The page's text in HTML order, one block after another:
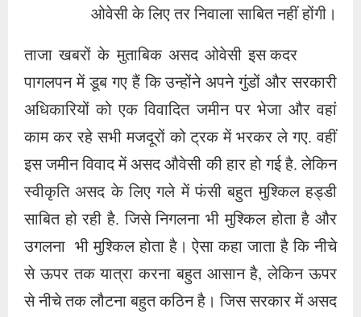
ओवेसी के लिए तर निवाला साबित नहीं होंगी।
ताजा खबरों के मुताबिक असद ओवेसी इस कदर
पागलपन में डूब गए हैं कि उन्होंने अपने गुंडों और सरकारी
अधिकारियों को एक विवादित जमीन पर भेजा और वहां
काम कर रहे सभी मजदूरों को ट्रक में भरकर ले गए. वहीं
इस जमीन विवाद में असद औवेसी की हार हो गई है. लेकिन
स्वीकृति असद के लिए गले में फंसी बहुत मुश्किल हड्डी
साबित हो रही है. जिसे निगलना भी मुश्किल होता है और
उगलना भी मुश्किल होता है। ऐसा कहा जाता है कि नीचे
से ऊपर तक यात्रा करना बहुत आसान है, लेकिन ऊपर
से नीचे तक लौटना बहुत कठिन है। जिस सरकार में असद